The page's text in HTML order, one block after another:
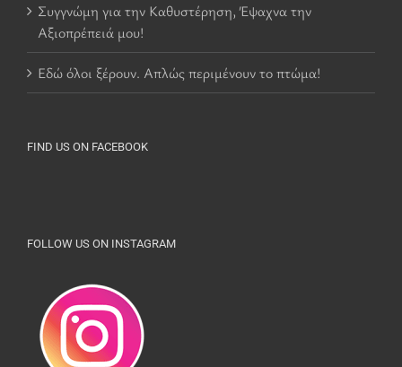
Συγγνώμη για την Καθυστέρηση, Έψαχνα την
Αξιοπρέπειά μου!
Εδώ όλοι ξέρουν. Απλώς περιμένουν το πτώμα!
FIND US ON FACEBOOK
FOLLOW US ON INSTAGRAM